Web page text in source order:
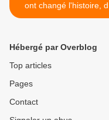
ont changé l'histoire, de
Gilbert Sinoué
Hébergé par Overblog
Top articles
Pages
Contact